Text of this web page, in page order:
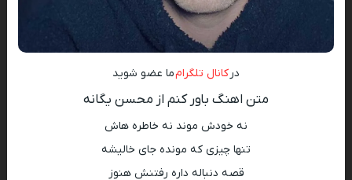
در کانال تلگرامما عضو شوید
متن اهنگ باور کنم از محسن یگانه
نه خودش موند نه خاطره هاش
تنها چیزی که مونده جای خالیشه
قصه دنباله داره رفتنش هنوز